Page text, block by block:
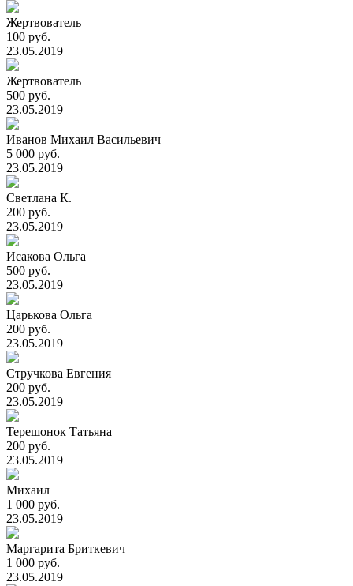
Жертвователь
100 руб.
23.05.2019
Жертвователь
500 руб.
23.05.2019
Иванов Михаил Васильевич
5 000 руб.
23.05.2019
Светлана К.
200 руб.
23.05.2019
Исакова Ольга
500 руб.
23.05.2019
Царькова Ольга
200 руб.
23.05.2019
Стручкова Евгения
200 руб.
23.05.2019
Терешонок Татьяна
200 руб.
23.05.2019
Михаил
1 000 руб.
23.05.2019
Маргарита Бриткевич
1 000 руб.
23.05.2019